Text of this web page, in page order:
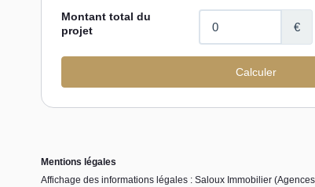
Mentions légales
Affichage des informations légales : Saloux Immobilier